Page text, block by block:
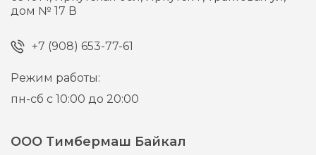
дом № 17 В
+7 (908) 653-77-61
Режим работы:
пн-сб с 10:00 до 20:00
ООО Тимбермаш Байкал